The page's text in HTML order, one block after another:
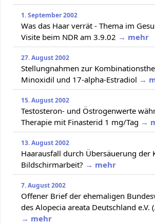
1. September 2002
Was das Haar verrät - Thema im
Visite beim NDR am 3.9.02 → mehr
27. August 2002
Stellungnahmen zur
Minoxidil und 17-alpha-Estradiol →
15. August 2002
Testosteron- und Östrogenwerte
Therapie mit Finasterid 1 mg/Tag →
13. August 2002
Haarausfall durch Übersäuerung der
Bildschirmarbeit? → mehr
7. August 2002
Offener Brief der ehemaligen
des Alopecia areata Deutschland e.V.
→ mehr